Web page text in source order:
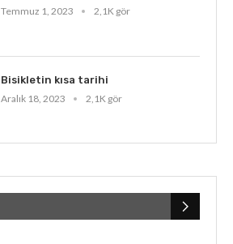
Temmuz 1, 2023
2,1K gör
Bisikletin kısa tarihi
Aralık 18, 2023
2,1K gör